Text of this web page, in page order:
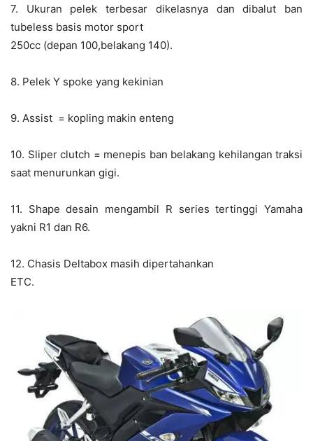
7. Ukuran pelek terbesar dikelasnya dan dibalut ban
tubeless basis motor sport
250cc (depan 100,belakang 140).
8. Pelek Y spoke yang kekinian
9. Assist = kopling makin enteng
10. Sliper clutch = menepis ban belakang kehilangan traksi
saat menurunkan gigi.
11. Shape desain mengambil R series tertinggi Yamaha
yakni R1 dan R6.
12. Chasis Deltabox masih dipertahankan
ETC.